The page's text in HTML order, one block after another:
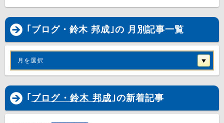
｢ブログ・鈴木 邦成｣の 月別記事一覧
月を選択
｢ ブログ・鈴木 邦成｣の新着記事